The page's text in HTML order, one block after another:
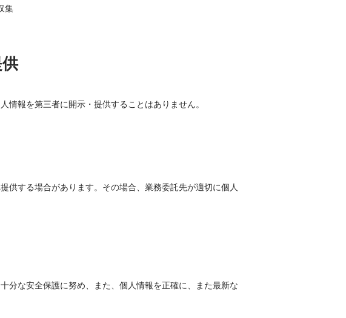
集
報を第三者に開示・提供することはありません。
供する場合があります。その場合、業務委託先が適切に個人
分な安全保護に努め、また、個人情報を正確に、また最新な